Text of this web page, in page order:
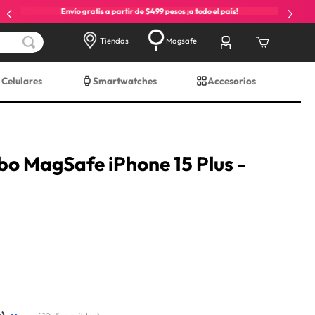
Envío gratis a partir de $499 pesos ¡a todo el país!
Tiendas Magsafe
Celulares Smartwatches Accesorios
MagSafe iPhone 15 Plus -